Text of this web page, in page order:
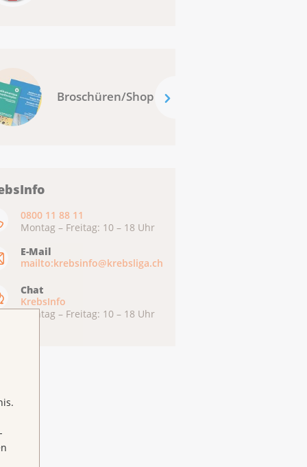
Broschüren/Shop
0800 11 88 11
Montag – Freitag: 10 – 18 Uhr
E-Mail
mailto:krebsinfo@krebsliga.ch
Chat
KrebsInfo
Montag – Freitag: 10 – 18 Uhr